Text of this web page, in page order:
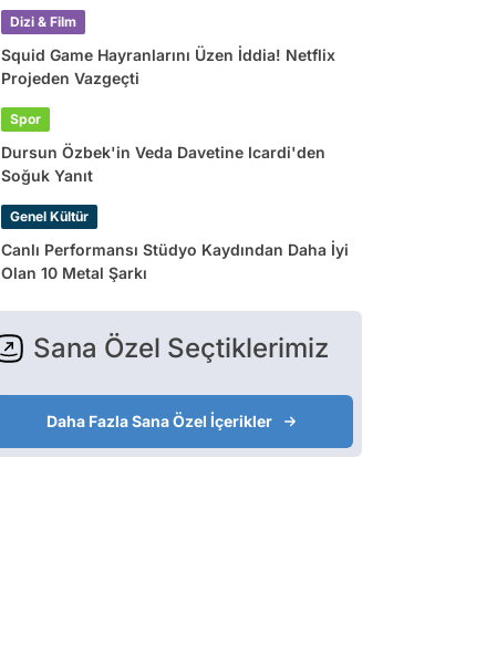
Dizi & Film
Squid Game Hayranlarını Üzen İddia! Netflix
Projeden Vazgeçti
Spor
Dursun Özbek'in Veda Davetine Icardi'den
Soğuk Yanıt
Genel Kültür
Canlı Performansı Stüdyo Kaydından Daha İyi
Olan 10 Metal Şarkı
Sana Özel Seçtiklerimiz
Daha Fazla Sana Özel İçerikler